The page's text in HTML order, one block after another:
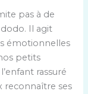
pas à de
dodo. Il agit
émotionnelles
petits
rassuré
reconnaître ses